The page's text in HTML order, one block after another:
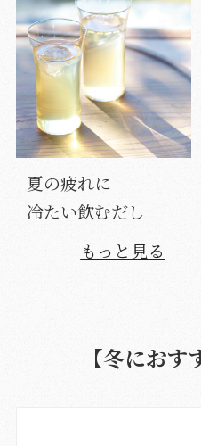
夏の疲れに
冷たい飲むだし
もっと見る
【冬におす